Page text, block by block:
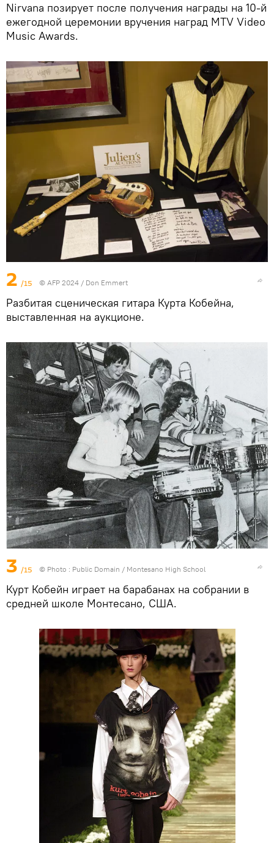
Nirvana позирует после получения награды на 10-й
ежегодной церемонии вручения наград MTV Video
Music Awards.
2 /15 © AFP 2024 / Don Emmert
Разбитая сценическая гитара Курта Кобейна,
выставленная на аукционе.
3 /15 © Photo : Public Domain / Montesano High School
Курт Кобейн играет на барабанах на собрании в
средней школе Монтесано, США.